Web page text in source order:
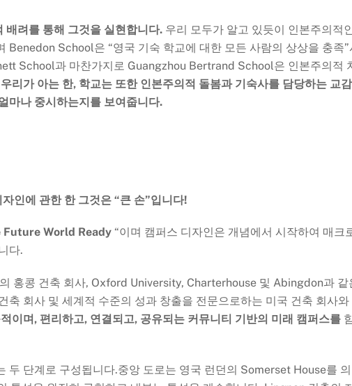
배려를 통해 그것을 실현합니다. 우리 모두가 알고 있듯이 인본주의적
Benedon School은 “영국 기숙 학교에 대한 모든 사람의 상상을 충족”
School과 마찬가지로 Guangzhou Bertrand School은 인본주의적
우리가 아는 한, 학교는 또한 인본주의적 돌봄과 기숙사를 담당하는 교
마나 중시하는지를 보여줍니다.
인에 관한 한 그것은 “큰 손”입니다!
Future World Ready “이며 캠퍼스 디자인은 개념에서 시작하여 매크
다.
홍콩 건축 회사, Oxford University, Charterhouse 및 Abingdon과 같
축 회사 및 세계적 수준의 성과 창출을 전문으로하는 미국 건축 회사와
이며, 편리하고, 연결되고, 공유되는 커뮤니티 기반의 미래 캠퍼스를
두 단계로 구성됩니다.중앙 도로는 영국 런던의 Somerset House를